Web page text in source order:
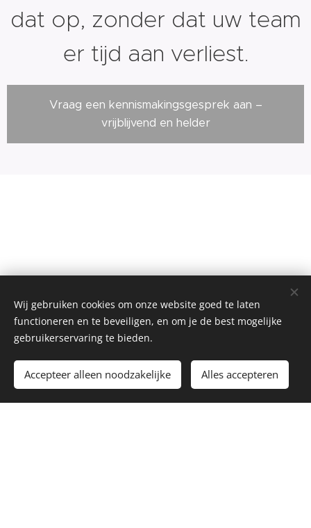
dat op, zonder dat uw team
er tijd aan verliest.
Vraag een kennismakingsgesprek aan –
vrijblijvend en helder
"Duidelijkheid was de
grootste meerwaarde
van onze samenwerking.
Ik zou Officore zeker
aanraden aan andere
Wij gebruiken cookies om onze website goed te laten
functioneren en te beveiligen, en om je de best mogelijke
gebruikerservaring te bieden.
Accepteer alleen noodzakelijke Alles accepteren